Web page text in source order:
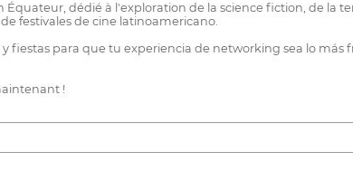
Équateur, dédié à l'exploration de la science fiction, de
festivales de cine latinoamericano.
fiestas para que tu experiencia de networking sea lo
!